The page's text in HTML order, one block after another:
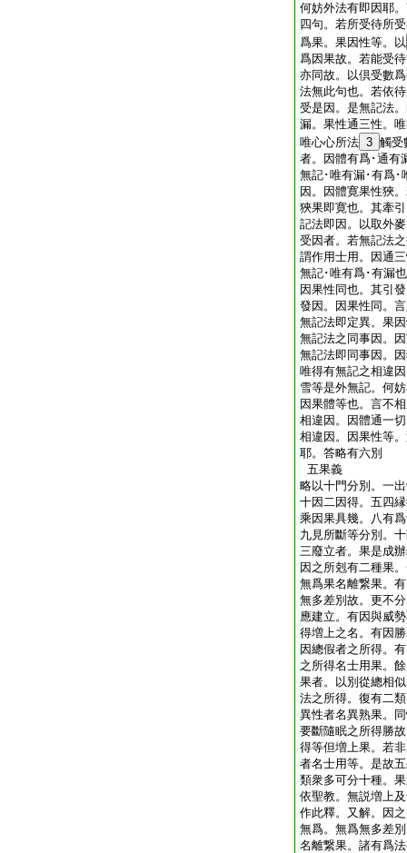
何妨外法有即因耶
四句。若所受待所
爲果。果因性等。以
爲因果故。若能受
亦同故。以倶受數
法無此句也。若依
受是因。是無記法
漏。果性通三性。
唯心心所法 3 觸受
者。因體有爲･通有
無記･唯有漏･有爲･
因。因體寛果性狹
狹果即寛也。其牽
記法即因。以取外
受因者。若無記法
謂作用士用。因通
無記･唯有爲･有漏
因果性同也。其引
發因。因果性同。
無記法即定異。果
無記法之同事因。
無記法即同事因。
唯得有無記之相違
雪等是外無記。何
因果體等也。言不
相違因。因體通一
相違因。因果性等
耶。答略有六別
五果義
略以十門分別。一
十因二因得。五四
乘因果具幾。八有
九見所斷等分別。
三廢立者。果是成
因之所剋有二種果
無爲果名離繋果。
無多差別故。更不
應建立。有因與威
得増上之名。有因
因總假者之所得。
之所得名士用果。
果者。以別從總相
法之所得。復有二
異性者名異熟果。
要斷隨眠之所得勝
得等但増上果。若
者名士用等。是故
類衆多可分十種。
依聖教。無説増上
作此釋。又解。因
無爲。無爲無多差
名離繋果。諸有爲